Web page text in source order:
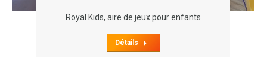
Royal Kids, aire de jeux pour enfants
Détails